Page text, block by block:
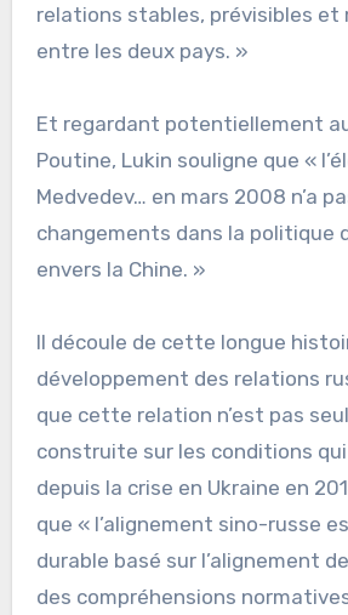
relations stables, prévisibles
entre les deux pays. »
Et regardant potentiellement
Poutine, Lukin souligne que «
Medvedev… en mars 2008 n’a
changements dans la politique
envers la Chine. »
Il découle de cette longue
développement des relations
que cette relation n’est pas
construite sur les conditions
depuis la crise en Ukraine en
que « l’alignement sino-russe
durable basé sur l’alignement
des compréhensions